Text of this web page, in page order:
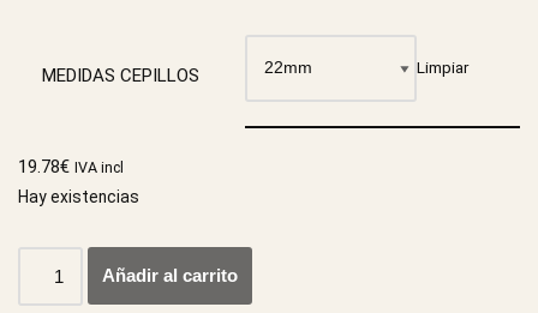
MEDIDAS CEPILLOS Limpiar
19.78€ IVA incl
Hay existencias
Añadir al carrito